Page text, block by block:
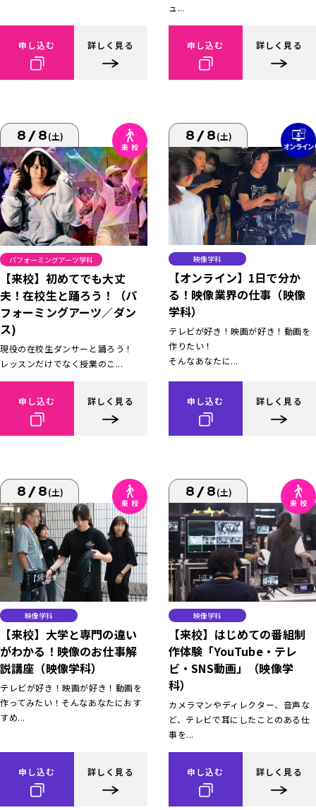
申し込む 詳しく見る
ュ...
申し込む 詳しく見る
8/8(土)
パフォーミングアーツ学科
【来校】初めてでも大丈
夫！在校生と踊ろう！（パ
フォーミングアーツ／ダン
ス)
現役の在校生ダンサーと踊ろう！
レッスンだけでなく授業のこ...
申し込む 詳しく見る
8/8(土)
映像学科
【オンライン】1日で分か
る！映像業界の仕事（映像
学科）
テレビが好き！映画が好き！動画を
作りたい！
そんなあなたに...
申し込む 詳しく見る
8/8(土)
映像学科
【来校】大学と専門の違い
がわかる！映像のお仕事解
説講座（映像学科）
テレビが好き！映画が好き！動画を
作ってみたい！そんなあなたにおす
すめ...
申し込む 詳しく見る
8/8(土)
映像学科
【来校】はじめての番組制
作体験「YouTube・テレ
ビ・SNS動画」（映像学
科）
カメラマンやディレクター、音声な
ど、テレビで耳にしたことのある仕
事を...
申し込む 詳しく見る